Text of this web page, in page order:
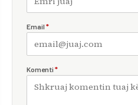
Email *
Komenti *